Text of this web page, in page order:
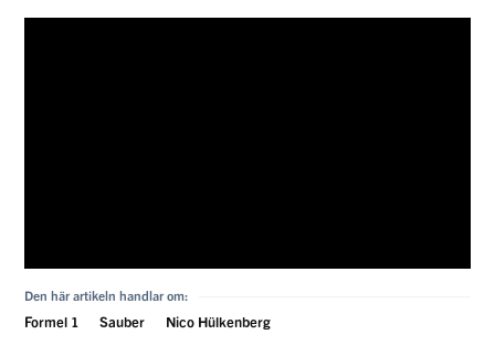
Den här artikeln handlar om:
Formel 1 Sauber Nico Hülkenberg